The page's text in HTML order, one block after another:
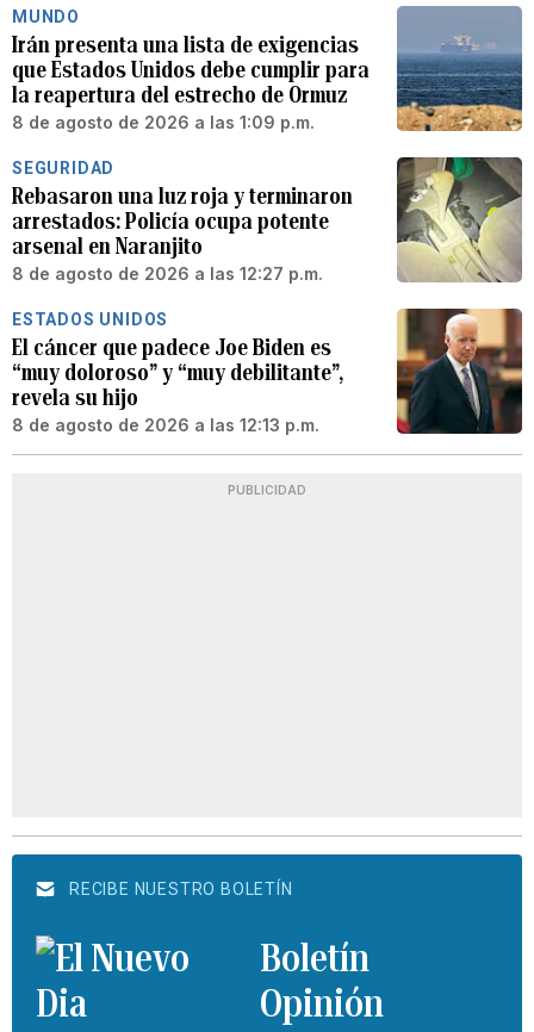
MUNDO
Irán presenta una lista de exigencias
que Estados Unidos debe cumplir para
la reapertura del estrecho de Ormuz
8 de agosto de 2026 a las 1:09 p.m.
SEGURIDAD
Rebasaron una luz roja y terminaron
arrestados: Policía ocupa potente
arsenal en Naranjito
8 de agosto de 2026 a las 12:27 p.m.
ESTADOS UNIDOS
El cáncer que padece Joe Biden es
“muy doloroso” y “muy debilitante”,
revela su hijo
8 de agosto de 2026 a las 12:13 p.m.
PUBLICIDAD
RECIBE NUESTRO BOLETÍN
Boletín
Opinión